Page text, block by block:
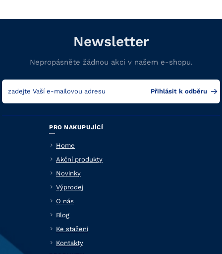
Newsletter
Nepropásněte žádnou akci v našem e-shopu.
PRO NAKUPUJÍCÍ
Home
Akční produkty
Novinky
Výprodej
O nás
Blog
Ke stažení
Kontakty